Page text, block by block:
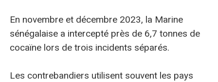
En novembre et décembre 2023, la Marine
sénégalaise a intercepté près de 6,7 tonnes de
cocaïne lors de trois incidents séparés.
Les contrebandiers utilisent souvent les pays